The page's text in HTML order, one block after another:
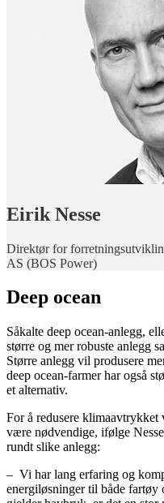
Eirik Nesse
Direktør for
AS (BOS Power)
Deep ocean
Såkalte deep ocean-anlegg,
større og mer robuste anlegg
Større anlegg vil produsere
deep ocean-farmer har også
et alternativ.
For å redusere
være nødvendige, ifølge
rundt slike anlegg:
– Vi har lang erfaring og
energiløsninger til både fartøy